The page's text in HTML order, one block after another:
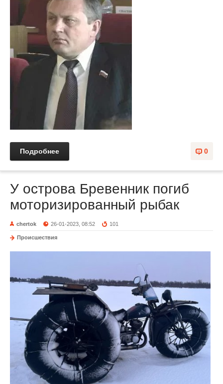
0
Подробнее
У острова Бревенник погиб
моторизированный рыбак
chertok 26-01-2023, 08:52 101
Происшествия